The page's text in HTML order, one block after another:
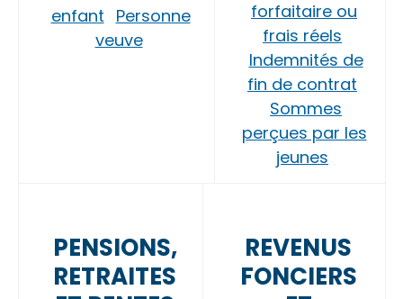
enfant Personne
veuve
forfaitaire ou
frais réels
Indemnités de
fin de contrat
Sommes
perçues par les
jeunes
PENSIONS,
RETRAITES
REVENUS
FONCIERS